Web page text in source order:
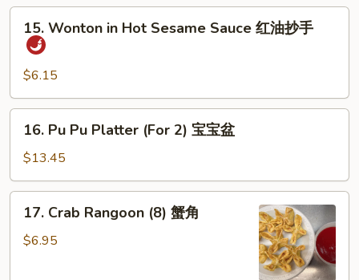
(4)
Wonton
Hot
Sesame
Sauce
手
15. Wonton in Hot Sesame Sauce 红油抄手
$6.15
Pu
Platter
(For
16. Pu Pu Platter (For 2) 宝宝盆
$13.45
Crab
Rangoon
17. Crab Rangoon (8) 蟹角
$6.95